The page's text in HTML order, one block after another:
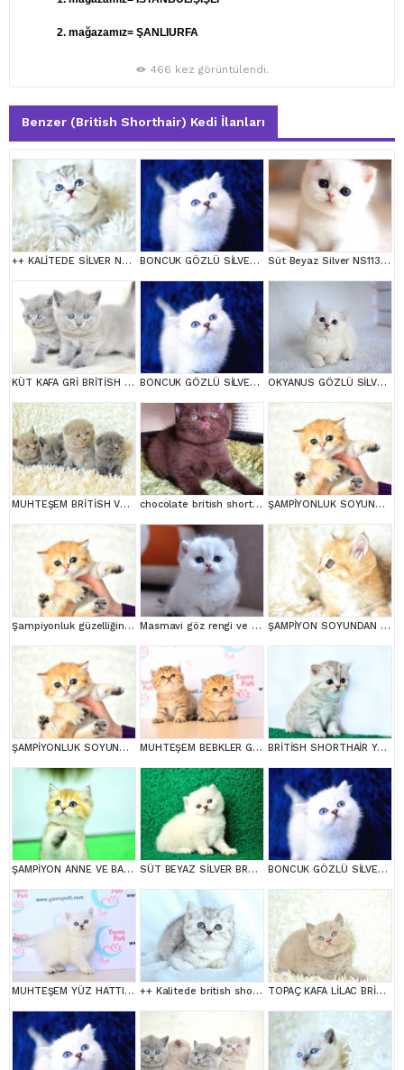
2. mağazamız= ŞANLIURFA
466 kez görüntülendi.
Benzer (British Shorthair) Kedi İlanları
++ KALİTEDE SİLVER NS24 BRİTİSH SHORTHAİR BONCUK GÖZLÜ SİLVER BRİTİSH SHORTHAİR NS1133 Süt Beyaz Silver NS1133 British Shorthair
KÜT KAFA GRİ BRİTİSH SHORTHAİR YAVRULARIMIZ BONCUK GÖZLÜ SİLVER BRİTİSH SHORTHAİR NS1133 OKYANUS GÖZLÜ SİLVER POİNT BRİTİSH SHORTHAİR YAVRUMUZ
MUHTEŞEM BRİTİSH VE SCOTTİSH YAVRULAR chocolate british shortair ŞAMPİYONLUK SOYUNDAN NY11 GOLDEN BRİTİSH SHORTHAİR
Şampiyonluk güzelliğinde ny11 golden british shorthair Masmavi göz rengi ve Bem beyaz tüyleri ile Silver British Shortair ŞAMPİYON SOYUNDAN GOLDEN NY11 BRİTİSH SHORTHAİR YAVRUMUZ erkek
ŞAMPİYONLUK SOYUNDAN NY11 GOLDEN BRİTİSH SHORTHAİR MUHTEŞEM BEBKLER GOLDEN BRİTİSH SHORTHAİR BRİTİSH SHORTHAİR YAVRUMUZ
ŞAMPİYON ANNE VE BABANI YAVRUSU NY11 GOLDEN BRİTİSH SHORTHAİR YAVRUMUZ SÜT BEYAZ SİLVER BRTİSH SHORTHAİR NS1133 BONCUK GÖZLÜ SİLVER BRİTİSH SHORTHAİR NS1133
MUHTEŞEM YÜZ HATTI SİLVER BRİTİSH SHORTHAİRNS1133 ++ Kalitede british shorthair TOPAÇ KAFA LİLAC BRİTİSH SHORTHAİR